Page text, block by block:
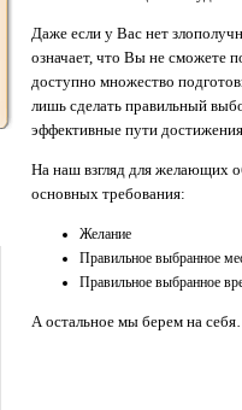
Даже если у Вас нет
означает, что Вы не сможете
доступно множество
лишь сделать правильный
эффективные пути
На наш взгляд для желающих
основных требования:
Желание
Правильное выбранное
Правильное выбранное
А остальное мы берем на